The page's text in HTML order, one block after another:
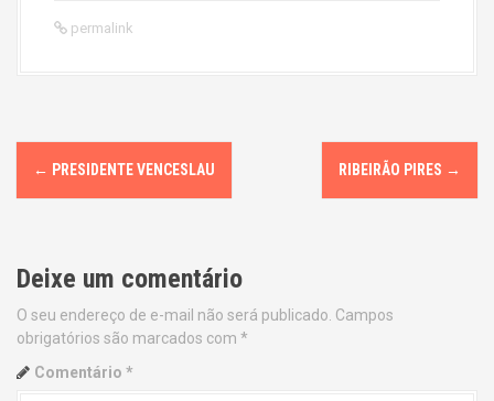
permalink
P
o
t
n
a
← PRESIDENTE VENCESLAU RIBEIRÃO PIRES →
Deixe um comentário
O seu endereço de e-mail não será publicado. Campos
obrigatórios são marcados com *
Comentário *